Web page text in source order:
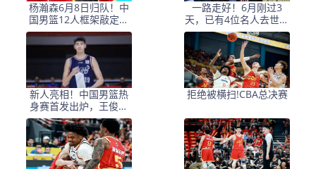
杨瀚森6月8日归队！中
国男篮12人框架敲定，
锋线王牌竟是他？
一路走好！6月刚过3
天，已有4位名人去世，
姚明等人发文悼念
新人亮相！中国男篮热
身赛首发出炉，王俊杰
领衔+徐昕坐镇禁区
拒绝被横扫!CBA总决赛